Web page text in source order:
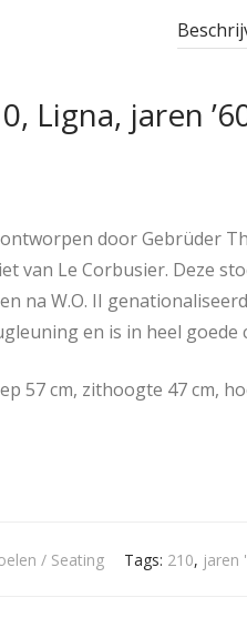
Ligna, jaren
door Gebrüder
van Le Corbusier. Deze
na W.O. II
en is in heel goede
57 cm, zithoogte 47 cm,
/ Seating Tags: 210, jaren